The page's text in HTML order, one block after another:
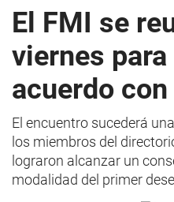
El FMI se
viernes
acuerdo
El encuentro sucederá
los miembros del
lograron alcanzar un
modalidad del primer